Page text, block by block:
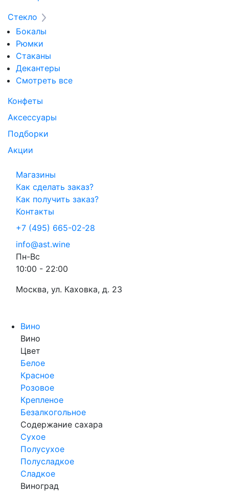
Стекло
Бокалы
Рюмки
Стаканы
Декантеры
Смотреть все
Конфеты
Аксессуары
Подборки
Акции
Магазины
Как сделать заказ?
Как получить заказ?
Контакты
+7 (495) 665-02-28
info@ast.wine
Пн-Вс
10:00 - 22:00
Москва, ул. Каховка, д. 23
Вино
Вино
Цвет
Белое
Красное
Розовое
Крепленое
Безалкогольное
Содержание сахара
Сухое
Полусухое
Полусладкое
Сладкое
Виноград